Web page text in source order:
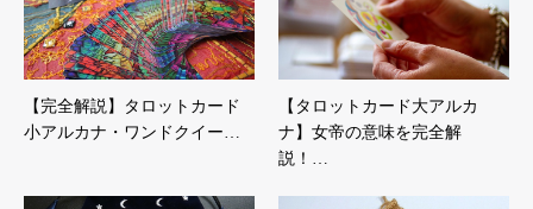
【完全解説】タロットカード
小アルカナ・ワンドクイー…
【タロットカード大アルカ
ナ】女帝の意味を完全解
説！…